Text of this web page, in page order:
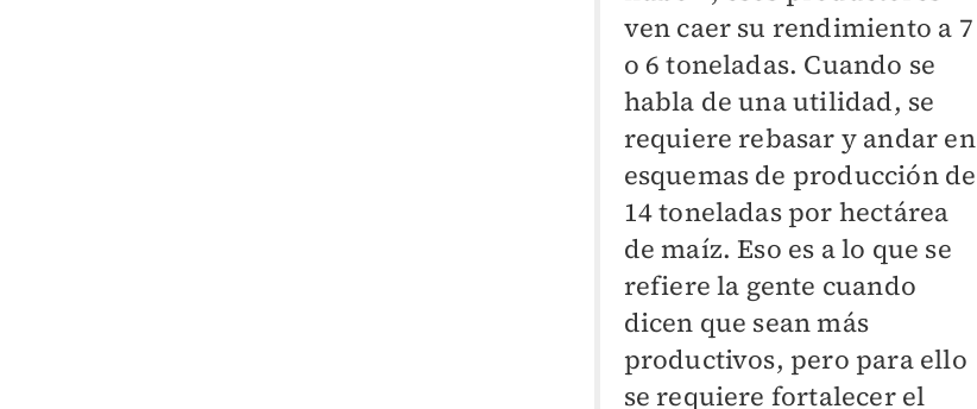
ven caer su rendimiento a 7
o 6 toneladas. Cuando se
habla de una utilidad, se
requiere rebasar y andar en
esquemas de producción de
14 toneladas por hectárea
de maíz. Eso es a lo que se
refiere la gente cuando
dicen que sean más
productivos, pero para ello
se requiere fortalecer el